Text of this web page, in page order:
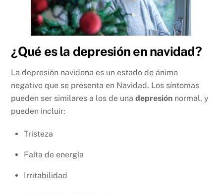
¿Qué es la depresión en navidad?
La depresión navideña es un estado de ánimo
negativo que se presenta en Navidad. Los síntomas
pueden ser similares a los de unadepresión normal, y
pueden incluir:
Tristeza
Falta de energía
Irritabilidad